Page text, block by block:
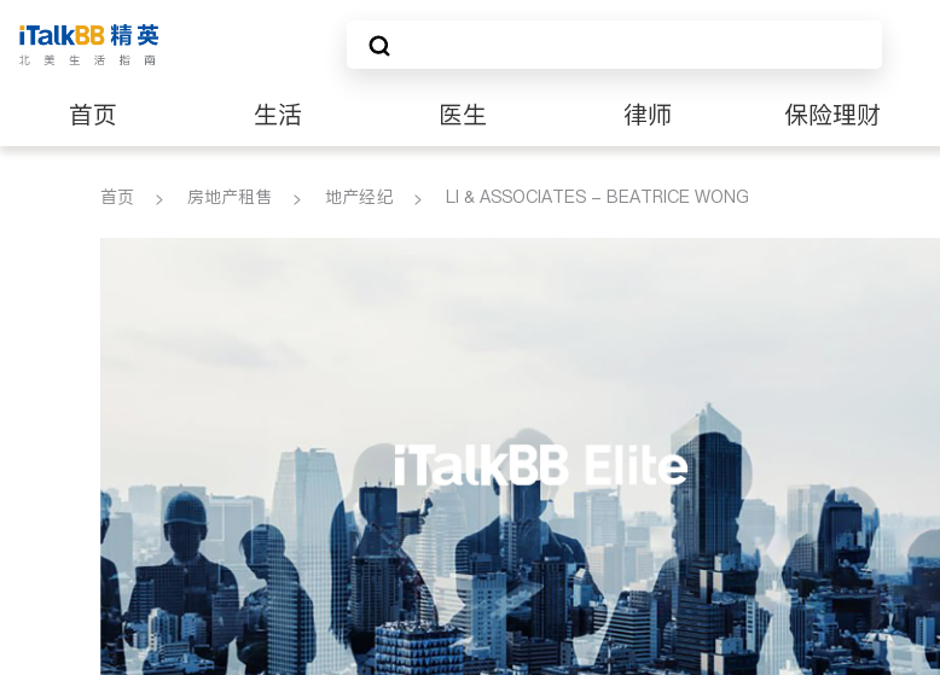
首页 生活 医生 律师 保险理财
养老 非盈利组织
首页 房地产租售 地产经纪 LI & ASSOCIATES - BEATRICE WONG